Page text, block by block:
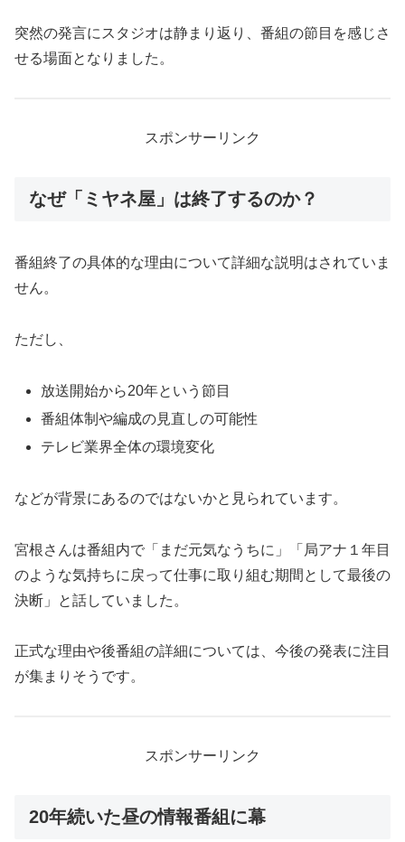
突然の発言にスタジオは静まり返り、番組の節目を感じさ
せる場面となりました。
スポンサーリンク
なぜ「ミヤネ屋」は終了するのか？
番組終了の具体的な理由について詳細な説明はされていま
せん。
ただし、
放送開始から20年という節目
番組体制や編成の見直しの可能性
テレビ業界全体の環境変化
などが背景にあるのではないかと見られています。
宮根さんは番組内で「まだ元気なうちに」「局アナ１年目
のような気持ちに戻って仕事に取り組む期間として最後の
決断」と話していました。
正式な理由や後番組の詳細については、今後の発表に注目
が集まりそうです。
スポンサーリンク
20年続いた昼の情報番組に幕